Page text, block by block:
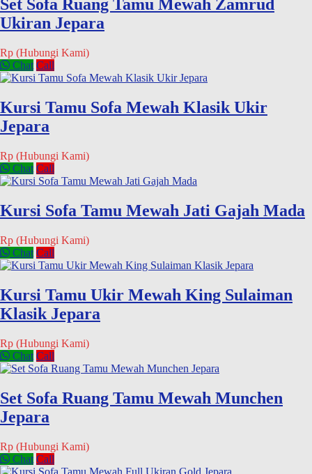
Set Sofa Ruang Tamu Mewah Zamrud
Ukiran Jepara
Rp (Hubungi Kami)
Chat Call
Kursi Tamu Sofa Mewah Klasik Ukir
Jepara
Rp (Hubungi Kami)
Chat Call
Kursi Sofa Tamu Mewah Jati Gajah Mada
Rp (Hubungi Kami)
Chat Call
Kursi Tamu Ukir Mewah King Sulaiman
Klasik Jepara
Rp (Hubungi Kami)
Chat Call
Set Sofa Ruang Tamu Mewah Munchen
Jepara
Rp (Hubungi Kami)
Chat Call